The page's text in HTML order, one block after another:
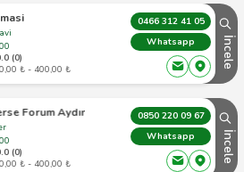
(0)
₺ - 400,00 ₺
0466 312 41 05
Whatsapp
İncele
Forum Aydın
(0)
₺ - 400,00 ₺
0850 220 09 67
Whatsapp
İncele